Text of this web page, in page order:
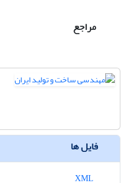
مراجع
فایل ها